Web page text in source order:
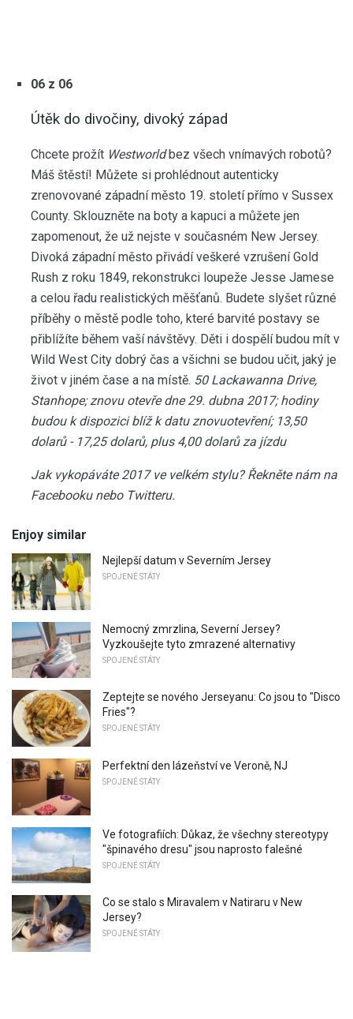
06 z 06
Útěk do divočiny, divoký západ
Chcete prožít Westworldbez všech vnímavých robotů?
Máš štěstí! Můžete si prohlédnout autenticky
zrenovované západní město 19. století přímo v Sussex
County. Sklouzněte na boty a kapuci a můžete jen
zapomenout, že už nejste v současném New Jersey.
Divoká západní město přivádí veškeré vzrušení Gold
Rush z roku 1849, rekonstrukci loupeže Jesse Jamese
a celou řadu realistických měšťanů. Budete slyšet různé
příběhy o městě podle toho, které barvité postavy se
přiblížíte během vaší návštěvy. Děti i dospělí budou mít v
Wild West City dobrý čas a všichni se budou učit, jaký je
život v jiném čase a na místě. 50 Lackawanna Drive,
Stanhope; znovu otevře dne 29. dubna 2017; hodiny
budou k dispozici blíž k datu znovuotevření; 13,50
dolarů - 17,25 dolarů, plus 4,00 dolarů za jízdu
Jak vykopáváte 2017 ve velkém stylu? Řekněte nám na
Facebooku nebo Twitteru.
Enjoy similar
Nejlepší datum v Severním Jersey
SPOJENÉ STÁTY
Nemocný zmrzlina, Severní Jersey?
Vyzkoušejte tyto zmrazené alternativy
SPOJENÉ STÁTY
Zeptejte se nového Jerseyanu: Co jsou to "Disco
Fries"?
SPOJENÉ STÁTY
Perfektní den lázeňství ve Veroně, NJ
SPOJENÉ STÁTY
Ve fotografiích: Důkaz, že všechny stereotypy
"špinavého dresu" jsou naprosto falešné
SPOJENÉ STÁTY
Co se stalo s Miravalem v Natiraru v New
Jersey?
SPOJENÉ STÁTY